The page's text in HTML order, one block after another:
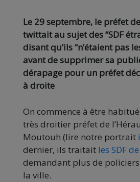
Le 29 septembre, le préfet
twittait au sujet des “SDF
disant qu’ils “n’étaient pas
avant de supprimer sa
dérapage pour un préfet
à droite
On commence à être
très droitier préfet de
Moutouh (lire notre portrait
dernier, ils traitait les SDF
demandant plus de
la ville.